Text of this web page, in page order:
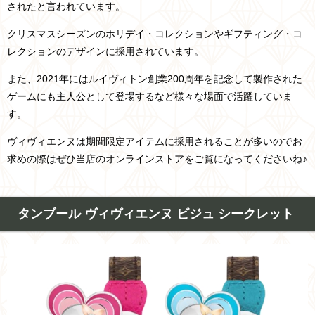
されたと言われています。
クリスマスシーズンのホリデイ・コレクションやギフティング・コ
レクションのデザインに採用されています。
また、2021年にはルイヴィトン創業200周年を記念して製作された
ゲームにも主人公として登場するなど様々な場面で活躍していま
す。
ヴィヴィエンヌは期間限定アイテムに採用されることが多いのでお
求めの際はぜひ当店のオンラインストアをご覧になってくださいね♪
タンブール ヴィヴィエンヌ ビジュ シークレット